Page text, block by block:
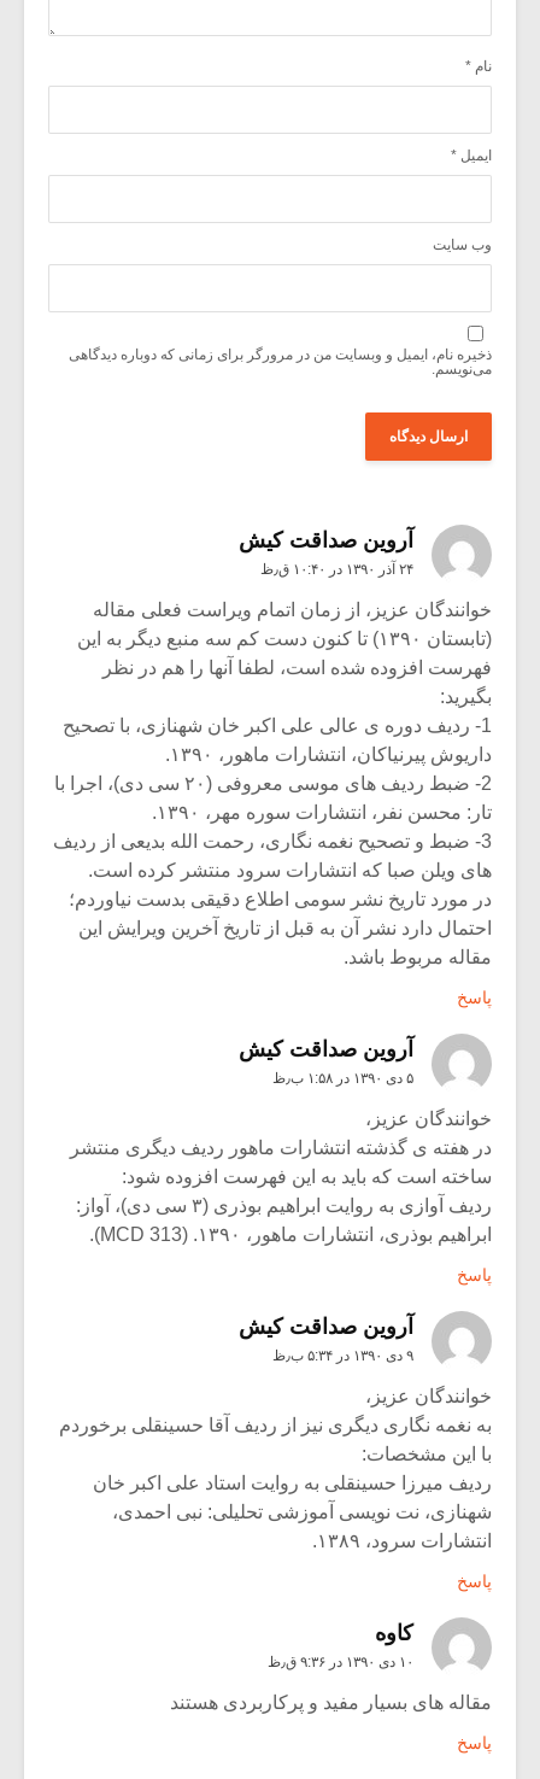
نام *
ایمیل *
وب‌ سایت
ذخیره نام، ایمیل و وبسایت من در مرورگر برای زمانی که دوباره دیدگاهی
می‌نویسم.
آروین صداقت کیش
۲۴ آذر ۱۳۹۰ در ۱۰:۴۰ ق٫ظ
خوانندگان عزیز، از زمان اتمام ویراست فعلی مقاله
(تابستان ۱۳۹۰) تا کنون دست کم سه منبع دیگر به این
فهرست افزوده شده است، لطفا آنها را هم در نظر
بگیرید:
1- ردیف دوره ی عالی علی اکبر خان شهنازی، با تصحیح
داریوش پیرنیاکان، انتشارات ماهور، ۱۳۹۰.
2- ضبط ردیف های موسی معروفی (۲۰ سی دی)، اجرا با
تار: محسن نفر، انتشارات سوره مهر، ۱۳۹۰.
3- ضبط و تصحیح نغمه نگاری، رحمت الله بدیعی از ردیف
های ویلن صبا که انتشارات سرود منتشر کرده است.
در مورد تاریخ نشر سومی اطلاع دقیقی بدست نیاوردم؛
احتمال دارد نشر آن به قبل از تاریخ آخرین ویرایش این
مقاله مربوط باشد.
پاسخ
آروین صداقت کیش
۵ دی ۱۳۹۰ در ۱:۵۸ ب٫ظ
خوانندگان عزیز،
در هفته ی گذشته انتشارات ماهور ردیف دیگری منتشر
ساخته است که باید به این فهرست افزوده شود:
ردیف آوازی به روایت ابراهیم بوذری (۳ سی دی)، آواز:
ابراهیم بوذری، انتشارات ماهور، ۱۳۹۰. (MCD 313).
پاسخ
آروین صداقت کیش
۹ دی ۱۳۹۰ در ۵:۳۴ ب٫ظ
خوانندگان عزیز،
به نغمه نگاری دیگری نیز از ردیف آقا حسینقلی برخوردم
با این مشخصات:
ردیف میرزا حسینقلی به روایت استاد علی اکبر خان
شهنازی، نت نویسی آموزشی تحلیلی: نبی احمدی،
انتشارات سرود، ۱۳۸۹.
پاسخ
کاوه
۱۰ دی ۱۳۹۰ در ۹:۳۶ ق٫ظ
مقاله های بسیار مفید و پرکاربردی هستند
پاسخ